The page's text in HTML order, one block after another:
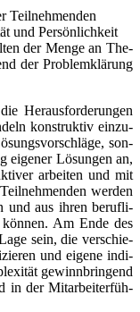
Teilnehmenden
und Persönlichkeit
der Men­ge an The­
der Pro­blem­klä­rung
Her­aus­for­de­run­gen
kon­struk­tiv ein­zu­
son­
eige­ner Lösun­gen an,
arbei­ten und mit
wer­den
und aus ihren beruf­li­
Am Ende des
sein, die ver­schie­
und eige­ne indi­
gewinn­brin­gend
in der Mit­ar­bei­ter­füh­